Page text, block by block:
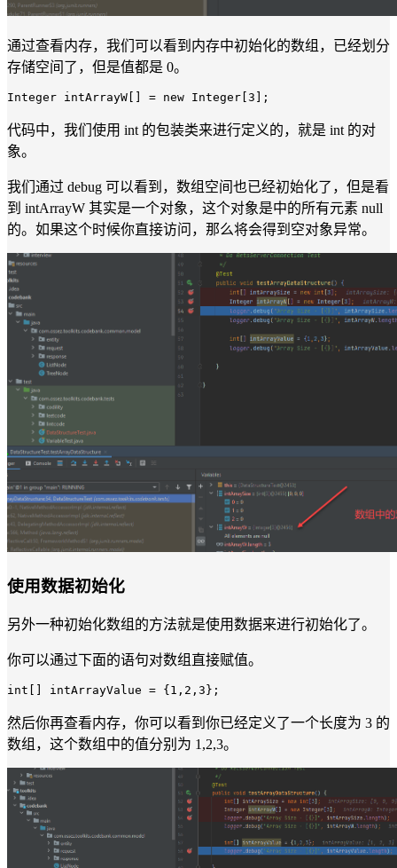
通过查看内存，我们可以看到内存中初始化的数组，已经划分
存储空间了，但是值都是 0。
Integer intArrayW[] = new Integer 3
代码中，我们使用 int 的包装类来进行定义的，就是 int 的对
象。
我们通过 debug 可以看到，数组空间也已经初始化了，但是看
到 intArrayW 其实是一个对象，这个对象是中的所有元素 null
的。如果这个时候你直接访问，那么将会得到空对象异常。
使用数据初始化
另外一种初始化数组的方法就是使用数据来进行初始化了。
你可以通过下面的语句对数组直接赋值。
int [] intArrayValue = { 1 , 2 , 3
然后你再查看内存，你可以看到你已经定义了一个长度为 3 的
数组，这个数组中的值分别为 1,2,3。